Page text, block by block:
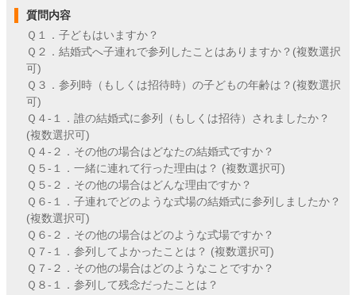
質問内容
Ｑ１．子どもはいますか？
Ｑ２．結婚式へ子連れで参列したことはありますか？(複数選択
可)
Ｑ３．参列時（もしくは招待時）の子どもの年齢は？(複数選択
可)
Ｑ４-１．誰の結婚式に参列（もしくは招待）されましたか？
(複数選択可)
Ｑ４-２．その他の場合はどなたの結婚式ですか？
Ｑ５-１．一緒に連れて行った理由は？ (複数選択可)
Ｑ５-２．その他の場合はどんな理由ですか？
Ｑ６-１．子連れでどのような式場の結婚式に参列しましたか？
(複数選択可)
Ｑ６-２．その他の場合はどのような式場ですか？
Ｑ７-１．参列してよかったことは？ (複数選択可)
Ｑ７-２．その他の場合はどのようなことですか？
Ｑ８-１．参列して残念だったことは？